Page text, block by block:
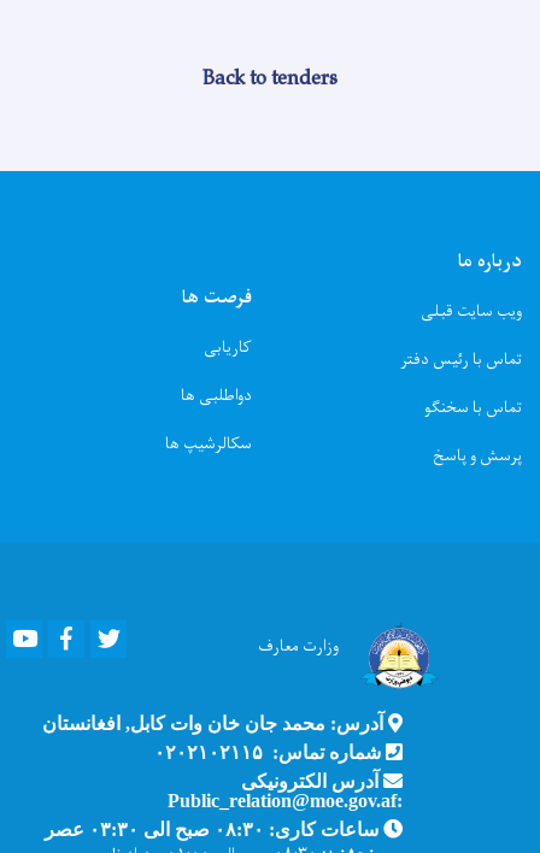
Back to tenders
درباره ما
ویب سایت قبلی
تماس با رئیس دفتر
تماس با سخنگو
پرسش و پاسخ
فرصت ها
کاریابی
دواطلبی ها
سکالرشیپ ها
وزارت معارف Youtube Facebook
آدرس: محمد جان خان وات کابل, افغانستان
شماره تماس: ۰۲۰۲۱۰۲۱۱۵
آدرس الکترونیکی
:Public_relation@moe.gov.af
ساعات کاری: ۰۸:۳۰ صبح الی ۰۳:۳۰ عصر